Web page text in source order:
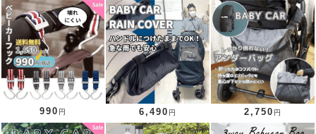
990 円 6,490 円 2,750 円